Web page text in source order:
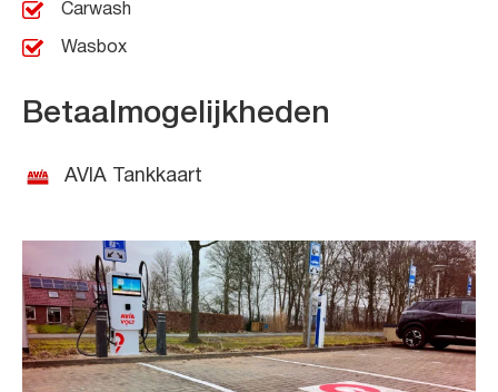
Carwash
Wasbox
Betaalmogelijkheden
AVIA Tankkaart